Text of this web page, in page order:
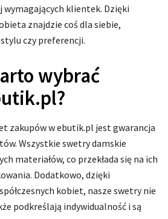
klientek. Dzięki
znajdzie coś dla siebie,
czy preferencji.
wybrać
zakupów w ebutik.pl jest gwarancja
Wszystkie swetry damskie
materiałów, co przekłada się na ich
Dodatkowo, dzięki
kobiet, nasze swetry nie
podkreślają indywidualność i są